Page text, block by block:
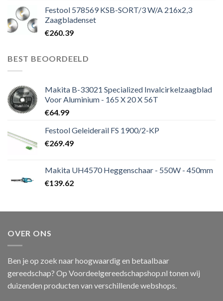
Festool 578569 KSB-SORT/3 W/A 216x2,3
Zaagbladenset
€260.39
BEST BEOORDEELD
Makita B-33021 Specialized Invalcirkelzaagblad
Voor Aluminium - 165 X 20 X 56T
€64.99
Festool Geleiderail FS 1900/2-KP
€269.49
Makita UH4570 Heggenschaar - 550W - 450mm
€139.62
OVER ONS
Ben je op zoek naar hoogwaardig en betaalbaar
gereedschap? Op Voordeelgereedschapshop.nl tonen wij
duizenden producten van verschillende webshops.